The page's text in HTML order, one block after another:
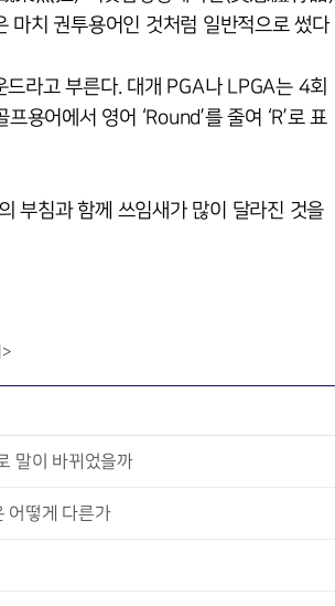
마치 권투용어인 것처럼 일반적으로 썼다
라고 부른다. 대개 PGA나 LPGA는 4회
용어에서 영어 ‘Round’를 줄여 ‘R’로 표
부침과 함께 쓰임새가 많이 달라진 것을
말이 바뀌었을까
어떻게 다른가